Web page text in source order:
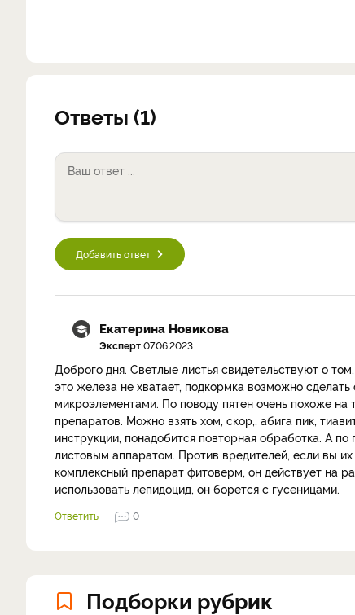
Ответы (1)
Добавить ответ
Екатерина Новикова
Эксперт07.06.2023
Доброго дня. Светлые листья свидетельствуют о
это железа не хватает, подкормка возможно
микроэлементами. По поводу пятен очень похоже
препаратов. Можно взять хом, скор,, абига пик,
инструкции, понадобится повторная обработка. А
листовым аппаратом. Против вредителей, если вы
комплексный препарат фитоверм, он действует на
использовать лепидоцид, он борется с гусеницами.
Ответить 0
Подборки рубрик